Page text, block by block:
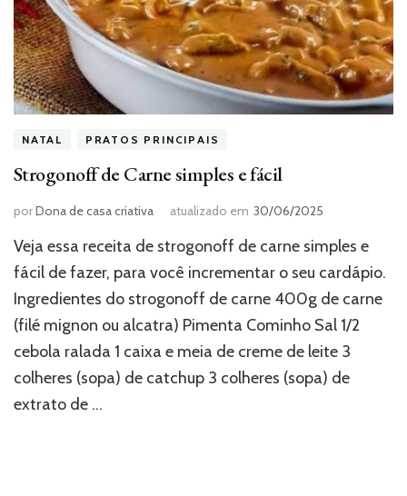
NATAL PRATOS PRINCIPAIS
Strogonoff de Carne simples e fácil
porDona de casa criativa atualizado em 30/06/2025
Veja essa receita de strogonoff de carne simples e
fácil de fazer, para você incrementar o seu cardápio.
Ingredientes do strogonoff de carne 400g de carne
(filé mignon ou alcatra) Pimenta Cominho Sal 1/2
cebola ralada 1 caixa e meia de creme de leite 3
colheres (sopa) de catchup 3 colheres (sopa) de
extrato de …